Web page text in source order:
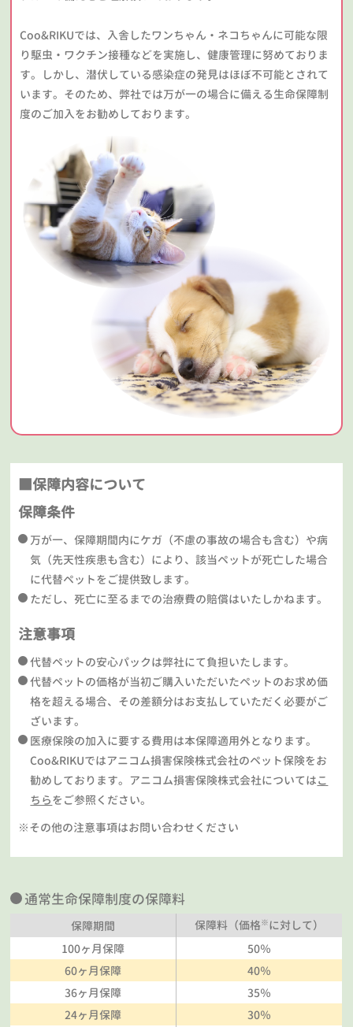
Coo&RIKUでは、入舎したワンちゃん・ネコちゃんに可能な限
り駆虫・ワクチン接種などを実施し、健康管理に努めておりま
す。しかし、潜伏している感染症の発見はほぼ不可能とされて
います。そのため、弊社では万が一の場合に備える生命保障制
度のご加入をお勧めしております。
■保障内容について
保障条件
万が一、保障期間内にケガ（不慮の事故の場合も含む）や病
気（先天性疾患も含む）により、該当ペットが死亡した場合
に代替ペットをご提供致します。
ただし、死亡に至るまでの治療費の賠償はいたしかねます。
注意事項
代替ペットの安心パックは弊社にて負担いたします。
代替ペットの価格が当初ご購入いただいたペットのお求め価
格を超える場合、その差額分はお支払していただく必要がご
ざいます。
医療保険の加入に要する費用は本保障適用外となります。
Coo&RIKUではアニコム損害保険株式会社のペット保険をお
勧めしております。アニコム損害保険株式会社についてはこ
ちらをご参照ください。
※その他の注意事項はお問い合わせください
通常生命保障制度の保障料
保障期間 保障料（価格※に対して）
100ヶ月保障
50％
60ヶ月保障
40％
36ヶ月保障
35％
24ヶ月保障
30％